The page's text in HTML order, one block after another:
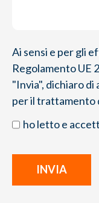
Ai sensi e per gli
Regolamento UE
"Invia", dichiaro di
per il trattamento
ho letto e